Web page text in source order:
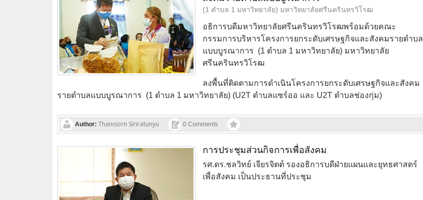
(1 ตำบล 1 มหาวิทยาลัย) มหาวิทยาลัยศรีนครินทรวิโรฒ
อธิการบดีมหาวิทยาลัยศรีนครินทรวิโรฒพร้อมด้วยคณะ
กรรมการบริหารโครงการยกระดับเศรษฐกิจและสังคมรายตำบล
แบบบูรณาการ (1 ตำบล 1 มหาวิทยาลัย) มหาวิทยาลัย
ศรีนครินทรวิโรฒ
ลงพื้นที่ติดตามการดำเนินโครงการยกระดับเศรษฐกิจและสังคม
รายตำบลแบบบูรณาการ (1 ตำบล 1 มหาวิทยาลัย) (U2T ตำบลแซร์ออ และ U2T ตำบลช่องกุ่ม)
Author: Thanisorn Siriratunyu 0 Comments
การประชุมส่วนกิจการเพื่อสังคม
รศ.ดร.ชลวิทย์ เจียรจิตต์ รองอธิการบดีฝ่ายแผนและยุทธศาสตร์
เพื่อสังคม เป็นประธานที่ประชุม